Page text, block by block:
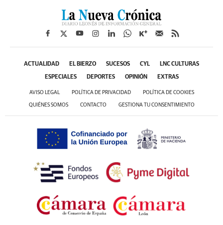
ACTUALIDAD EL BIERZO SUCESOS CYL LNC CULTURAS
ESPECIALES DEPORTES OPINIÓN EXTRAS
AVISO LEGAL POLÍTICA DE PRIVACIDAD POLÍTICA DE COOKIES
QUIÉNES SOMOS CONTACTO GESTIONA TU CONSENTIMIENTO